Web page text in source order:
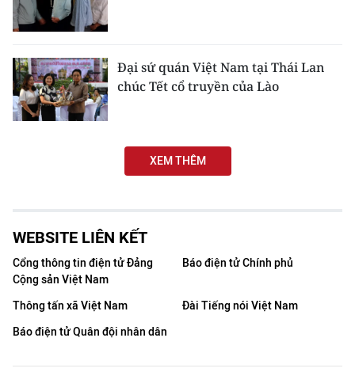
Đại sứ quán Việt Nam tại Thái Lan
chúc Tết cổ truyền của Lào
XEM THÊM
WEBSITE LIÊN KẾT
Cổng thông tin điện tử Đảng
Cộng sản Việt Nam
Báo điện tử Chính phủ
Thông tấn xã Việt Nam
Đài Tiếng nói Việt Nam
Báo điện tử Quân đội nhân dân